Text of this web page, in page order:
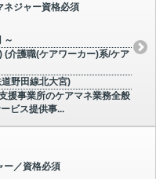
ネジャー資格必須
～
(介護職(ケアワーカー)系/ケア
野田線北大宮)
援事業所のケアマネ業務全般
ビス提供事...
ー／資格必須